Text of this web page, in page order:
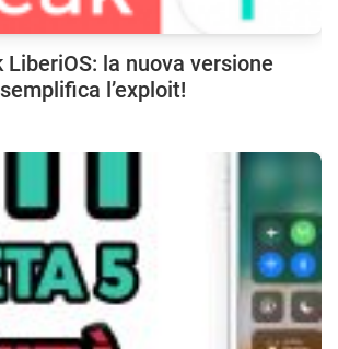
la nuova versione
semplifica l’exploit!